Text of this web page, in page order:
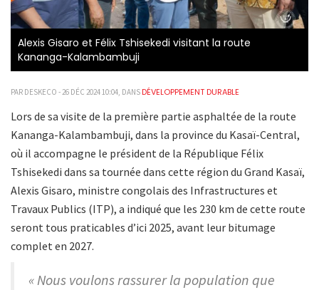
Alexis Gisaro et Félix Tshisekedi visitant la route
Kananga-Kalambambuji
PAR DESKECO - 26 DÉC 2024 10:04, DANS DÉVELOPPEMENT DURABLE
Lors de sa visite de la première partie asphaltée de la route
Kananga-Kalambambuji, dans la province du Kasaï-Central,
où il accompagne le président de la République Félix
Tshisekedi dans sa tournée dans cette région du Grand Kasaï,
Alexis Gisaro, ministre congolais des Infrastructures et
Travaux Publics (ITP), a indiqué que les 230 km de cette route
seront tous praticables d’ici 2025, avant leur bitumage
complet en 2027.
« Nous voulons rassurer la population que